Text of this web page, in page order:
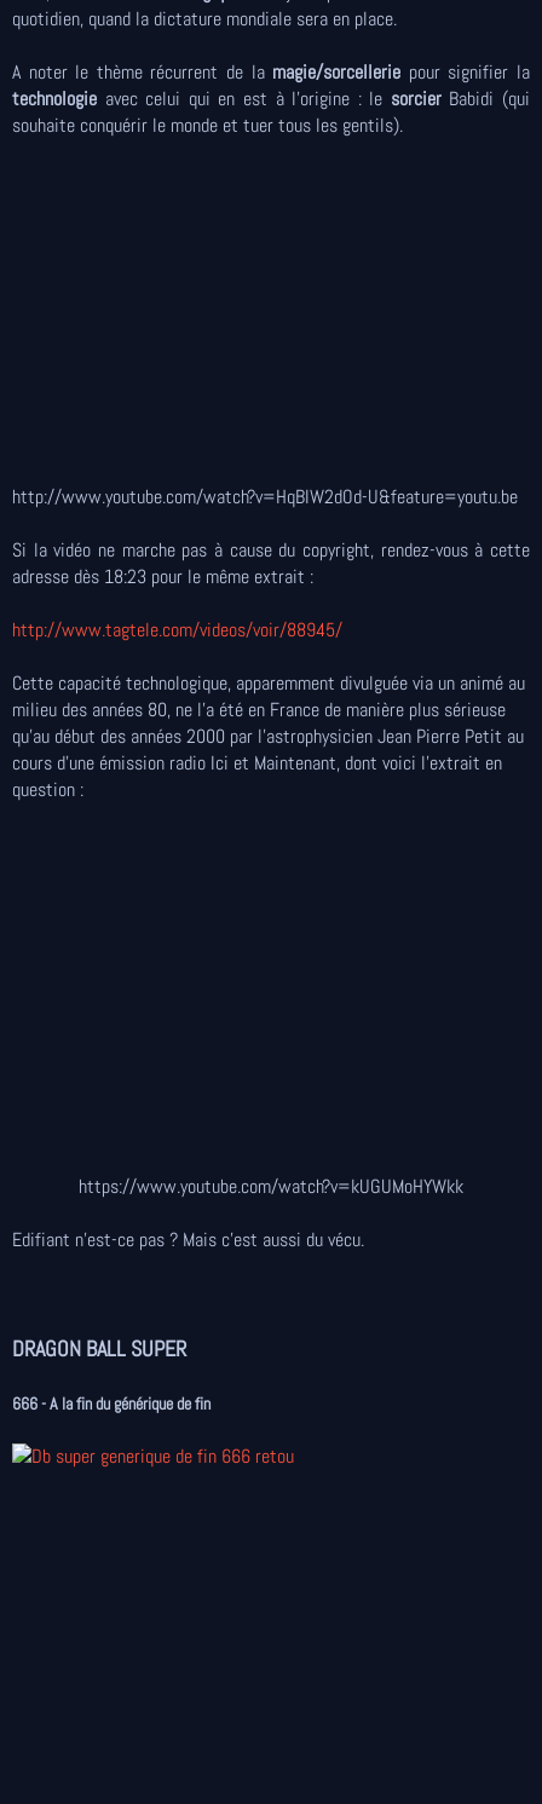
quotidien, quand la dictature mondiale sera en place.
A noter le thème récurrent de la magie/sorcellerie pour signifier la
technologie avec celui qui en est à l’origine : le sorcier Babidi (qui
souhaite conquérir le monde et tuer tous les gentils).
http://www.youtube.com/watch?v=HqBIW2dOd-U&feature=youtu.be
Si la vidéo ne marche pas à cause du copyright, rendez-vous à cette
adresse dès 18:23 pour le même extrait :
http://www.tagtele.com/videos/voir/88945/
Cette capacité technologique, apparemment divulguée via un animé au
milieu des années 80, ne l'a été en France de manière plus sérieuse
qu'au début des années 2000 par l'astrophysicien Jean Pierre Petit au
cours d'une émission radio Ici et Maintenant, dont voici l'extrait en
question :
https://www.youtube.com/watch?v=kUGUMoHYWkk
Edifiant n'est-ce pas ? Mais c'est aussi du vécu.
DRAGON BALL SUPER
666 - A la fin du générique de fin